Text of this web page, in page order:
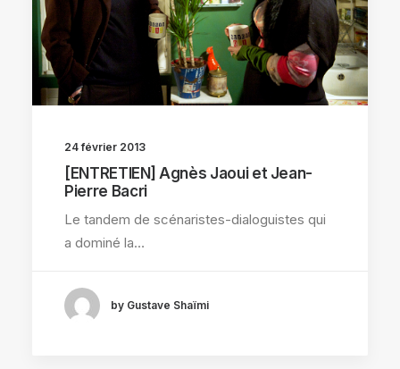
24 février 2013
[ENTRETIEN] Agnès Jaoui et Jean-
Pierre Bacri
Le tandem de scénaristes-dialoguistes qui
a dominé la…
by Gustave Shaïmi